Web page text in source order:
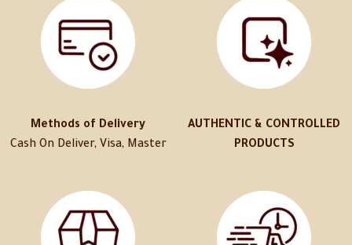
Methods of Delivery
Cash On Deliver, Visa, Master
AUTHENTIC & CONTROLLED
PRODUCTS